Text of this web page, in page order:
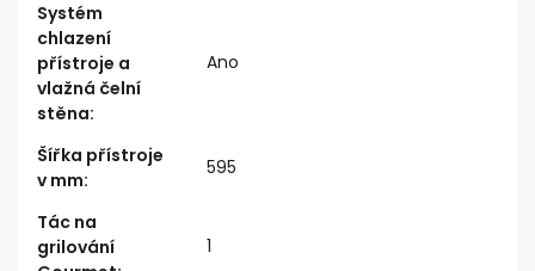
Systém
chlazení
přístroje a
vlažná čelní
stěna:
Ano
Šířka přístroje
v mm:
595
Tác na
grilování
1